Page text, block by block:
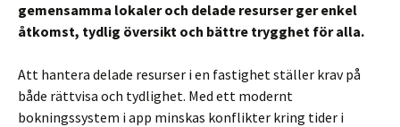
gemensamma lokaler och delade resurser ger enkel
åtkomst, tydlig översikt och bättre trygghet för alla.
Att hantera delade resurser i en fastighet ställer krav på
både rättvisa och tydlighet. Med ett modernt
bokningssystem i app minskas konflikter kring tider i